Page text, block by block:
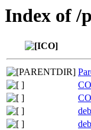
Index of /